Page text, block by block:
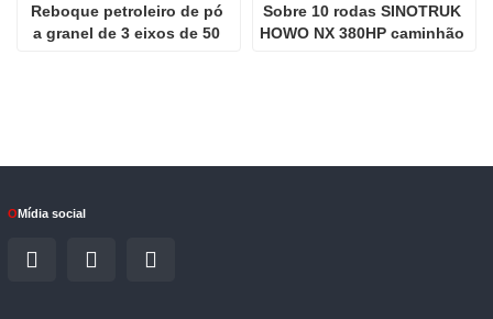
Reboque petroleiro de pó
a granel de 3 eixos de 50
Sobre 10 rodas SINOTRUK
HOWO NX 380HP caminhão
OMídia social